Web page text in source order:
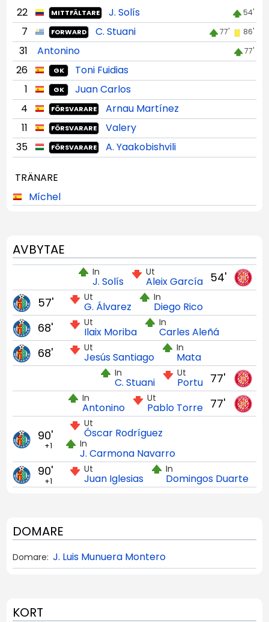
22
MITTFÄLTARE J. Solís 54'
7 FORWARD C. Stuani 77' 86'
31 Antonino 77'
26 GK
Toni Fuidias
1
GK
Juan Carlos
4
FÖRSVARARE
Arnau Martínez
11
FÖRSVARARE
Valery
35
FÖRSVARARE A. Yaakobishvili
TRÄNARE
Míchel
AVBYTAE
54'
Ut
Aleix García
In
J. Solís
Ut
G. Álvarez
In
Diego Rico
57'
Ut
Ilaix Moriba
In
Carles Aleñá
68'
Ut
Jesús Santiago
In
Mata
68'
77'
Ut
Portu
In
C. Stuani
77'
Ut
Pablo Torre
In
Antonino
Ut
Óscar Rodríguez
In
J. Carmona Navarro
90'
+1
Ut
Juan Iglesias
In
Domingos Duarte
90'
+1
DOMARE
Domare: J. Luis Munuera Montero
KORT